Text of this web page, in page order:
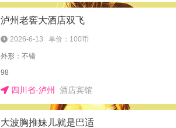
泸州老窖大酒店双飞
2026-6-13 单价：100币
外形：不错
98
四川省-泸州 酒店宾馆
大波胸推妹儿就是巴适